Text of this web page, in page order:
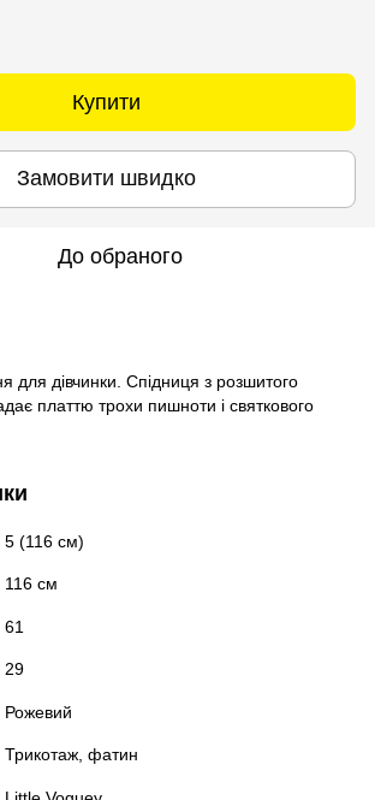
Купити
Замовити швидко
До обраного
для дівчинки. Спідниця з розшитого
платтю трохи пишноти і святкового
5 (116 см)
116 см
61
29
Рожевий
Трикотаж, фатин